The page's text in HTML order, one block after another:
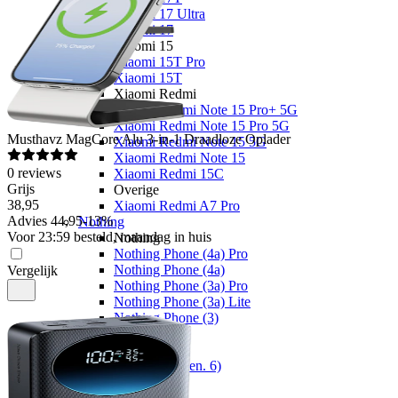
Xiaomi 17 Ultra
Xiaomi 17
Xiaomi 15
Xiaomi 15T Pro
Xiaomi 15T
Xiaomi Redmi
Xiaomi Redmi Note 15 Pro+ 5G
Xiaomi Redmi Note 15 Pro 5G
Xiaomi Redmi Note 15 5G
Xiaomi Redmi Note 15
Xiaomi Redmi 15C
Overige
Xiaomi Redmi A7 Pro
Nothing
Nothing
Nothing Phone (4a) Pro
Nothing Phone (4a)
Nothing Phone (3a) Pro
Nothing Phone (3a) Lite
Nothing Phone (3)
Fairphone
Fairphone
Fairphone (Gen. 6)
Realme
Musthavz MagCore Alu 3-in-1 Draadloze Oplader
0 reviews
Grijs
38,95
Advies 44,95-13%
Voor 23:59 besteld, maandag in huis
Vergelijk